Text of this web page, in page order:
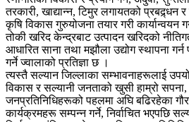
तरकारी, खाद्यान्न, टिमुर लगायतको प्रबद्र्धन
कृषि विकास गुरुयोजना तयार गरी कार्यान्वयन
तोकी खरिद केन्द्रबाट उत्पादन खरिदको
आधारित साना तथा मझौला उद्योग स्थापना
गर्ने ज्वालाको प्रतिज्ञा छ ।
त्यस्तै सल्यान जिल्लाका सम्भावनाहरूलाई
विकास र सल्यानी जनताको खुसी हाम्रो सपना,
जनप्रतिनिधिहरूको पहलमा अघि बढिरहेका
कार्यक्रमहरू सम्पन्न गर्ने, निर्वाचित भएपछि